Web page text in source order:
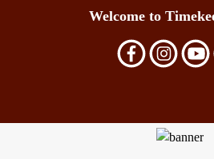
Welcome to